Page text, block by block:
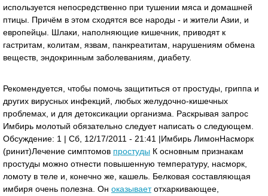
используется непосредственно при тушении мяса и домашней
птицы. Причём в этом сходятся все народы - и жители Азии, и
европейцы. Шлаки, наполняющие кишечник, приводят к
гастритам, колитам, язвам, панкреатитам, нарушениям обмена
веществ, эндокринным заболеваниям, диабету.
Рекомендуется, чтобы помочь защититься от простуды, гриппа и
других вирусных инфекций, любых желудочно-кишечных
проблемах, и для детоксикации организма. Раскрывая запрос
Имбирь молотый обязательно следует написать о следующем.
Обсуждение: 1 | Сб, 12/17/2011 - 21:41 |Имбирь Лимон Насморк
(ринит)Лечение симптомов простуды К основным признакам
простуды можно отнести повышенную температуру, насморк,
ломоту в теле и, конечно же, кашель. Белковая составляющая
имбиря очень полезна. Он оказываетотхаркивающее,